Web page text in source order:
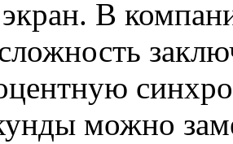
В
можно